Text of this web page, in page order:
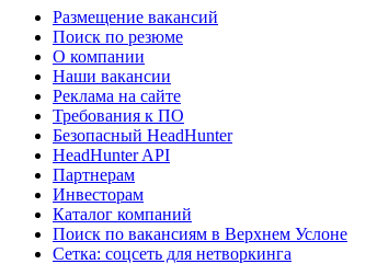
Размещение вакансий
Поиск по резюме
О компании
Наши вакансии
Реклама на сайте
Требования к ПО
Безопасный HeadHunter
HeadHunter API
Партнерам
Инвесторам
Каталог компаний
Поиск по вакансиям в Верхнем Услоне
Сетка: соцсеть для нетворкинга